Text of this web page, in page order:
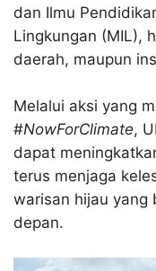
dan Ilmu
Lingkungan (MIL),
daerah, maupun
Melalui aksi yang
#NowForClimate,
dapat
terus menjaga
warisan hijau yang
depan.